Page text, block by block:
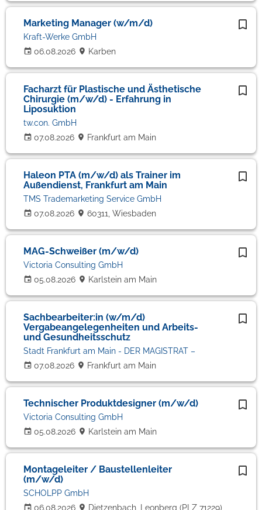
Marketing Manager (w/m/d)
06.08.2026
Kraft-Werke GmbH
Karben
Facharzt für Plastische und Ästhetische
Chirurgie (m/w/d) - Erfahrung in
Liposuktion
07.08.2026
tw.con. GmbH
Frankfurt am Main
Haleon PTA (m/w/d) als Trainer im
Außendienst, Frankfurt am Main
07.08.2026
TMS Trademarketing Service GmbH
60311, Wiesbaden
MAG-Schweißer (m/w/d)
05.08.2026
Victoria Consulting GmbH
Karlstein am Main
Sachbearbeiter:in (w/m/d)
Vergabeangelegenheiten und Arbeits-
und Gesundheitsschutz
07.08.2026
Stadt Frankfurt am Main - DER MAGISTRAT –
Frankfurt am Main
Technischer Produktdesigner (m/w/d)
05.08.2026
Victoria Consulting GmbH
Karlstein am Main
Montageleiter / Baustellenleiter
(m/w/d)
06.08.2026
SCHOLPP GmbH
Dietzenbach, Leonberg (PLZ 71229),